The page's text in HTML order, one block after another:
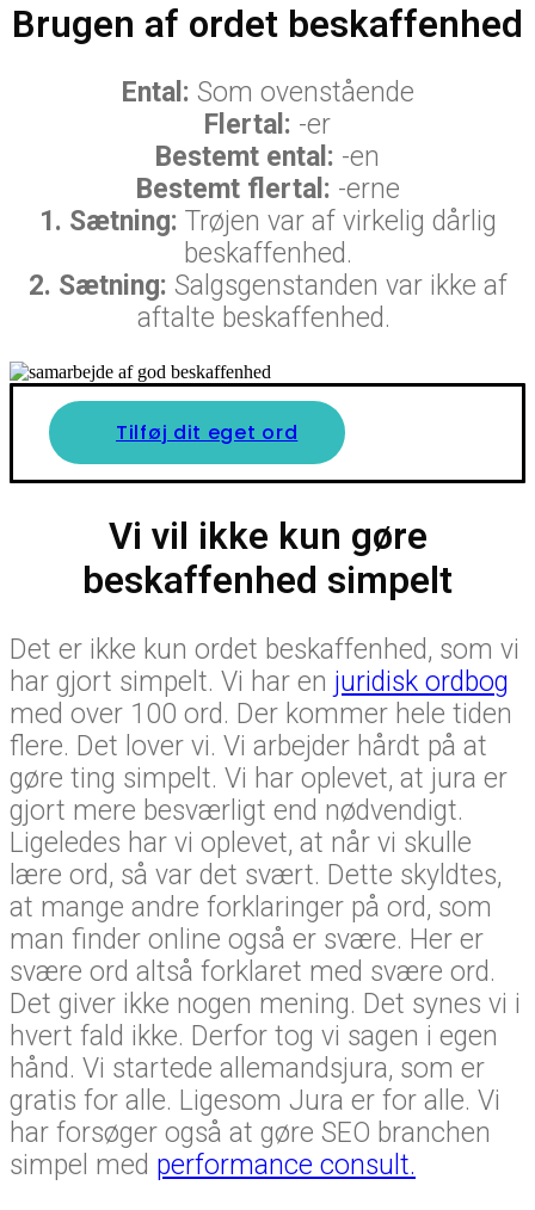
Brugen af ordet beskaffenhed
Ental: Som ovenstående
Flertal: -er
Bestemt ental: -en
Bestemt flertal: -erne
1. Sætning: Trøjen var af virkelig dårlig
beskaffenhed.
2. Sætning: Salgsgenstanden var ikke af
aftalte beskaffenhed.
Tilføj dit eget ord
Vi vil ikke kun gøre
beskaffenhed simpelt
Det er ikke kun ordet beskaffenhed, som vi
har gjort simpelt. Vi har en juridisk ordbog
med over 100 ord. Der kommer hele tiden
flere. Det lover vi. Vi arbejder hårdt på at
gøre ting simpelt. Vi har oplevet, at jura er
gjort mere besværligt end nødvendigt.
Ligeledes har vi oplevet, at når vi skulle
lære ord, så var det svært. Dette skyldtes,
at mange andre forklaringer på ord, som
man finder online også er svære. Her er
svære ord altså forklaret med svære ord.
Det giver ikke nogen mening. Det synes vi i
hvert fald ikke. Derfor tog vi sagen i egen
hånd. Vi startede allemandsjura, som er
gratis for alle. Ligesom Jura er for alle. Vi
har forsøger også at gøre SEO branchen
simpel med performance consult.